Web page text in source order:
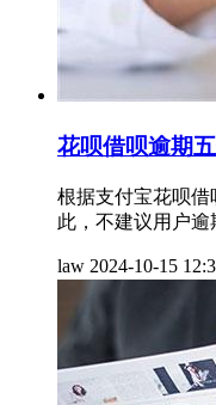
花呗借呗逾期
根据支付宝花呗
此，不建议用户
law 2024-10-15